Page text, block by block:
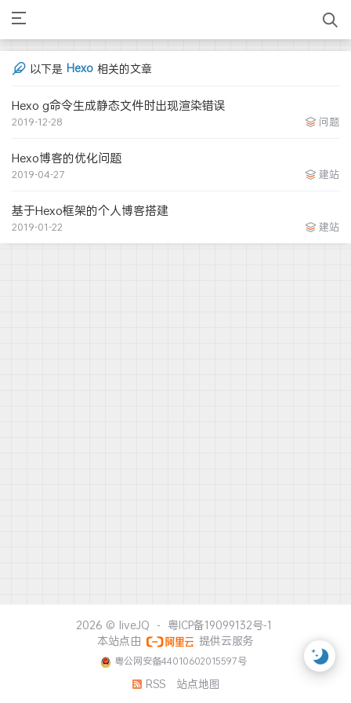
以下是 Hexo 相关的文章
Hexo g命令生成静态文件时出现渲染错误
2019-12-28 问题
Hexo博客的优化问题
2019-04-27 建站
基于Hexo框架的个人博客搭建
2019-01-22 建站
2026 © liveJQ - 粤ICP备19099132号-1
本站点由
提供云服务
粤公网安备44010602015597号
RSS 站点地图